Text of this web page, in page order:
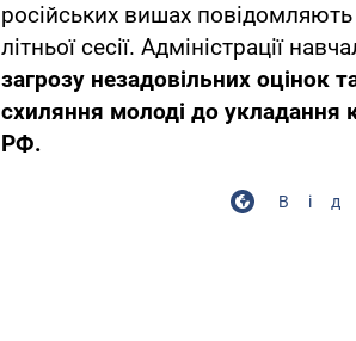
російських вишах
літньої сесії. Адміністрації
загрозу незадовільних оцінок
схиляння молоді до укладання
РФ.